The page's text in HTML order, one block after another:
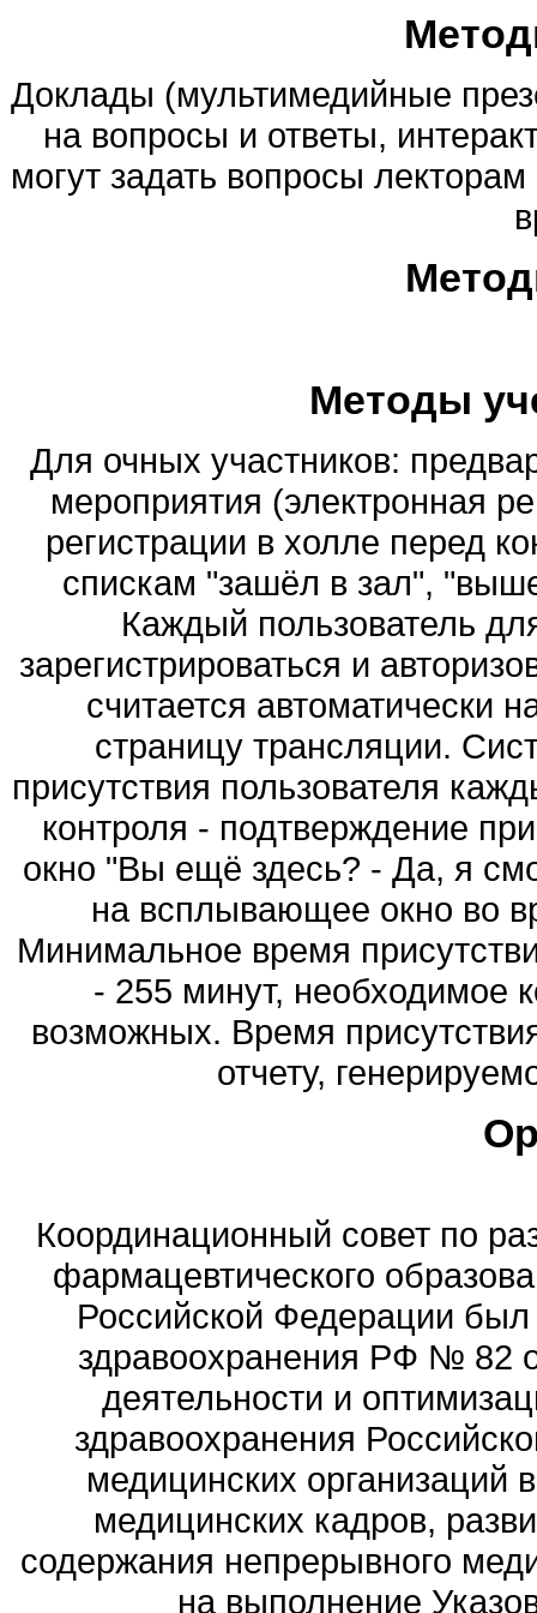
Доклады (мультимедийные
на вопросы и ответы,
могут задать вопросы
Методы
Для очных участников:
мероприятия (электронная
регистрации в холле перед
спискам "зашёл в зал",
Каждый пользователь
зарегистрироваться и
считается автоматически
страницу трансляции.
присутствия пользователя
контроля - подтверждение
окно "Вы ещё здесь? - Да, я
на всплывающее окно во
Минимальное время
- 255 минут, необходимое
возможных. Время
отчету,
Координационный совет по
фармацевтического
Российской Федерации
здравоохранения РФ № 82
деятельности и
здравоохранения
медицинских
медицинских кадров,
содержания непрерывного
на выполнение